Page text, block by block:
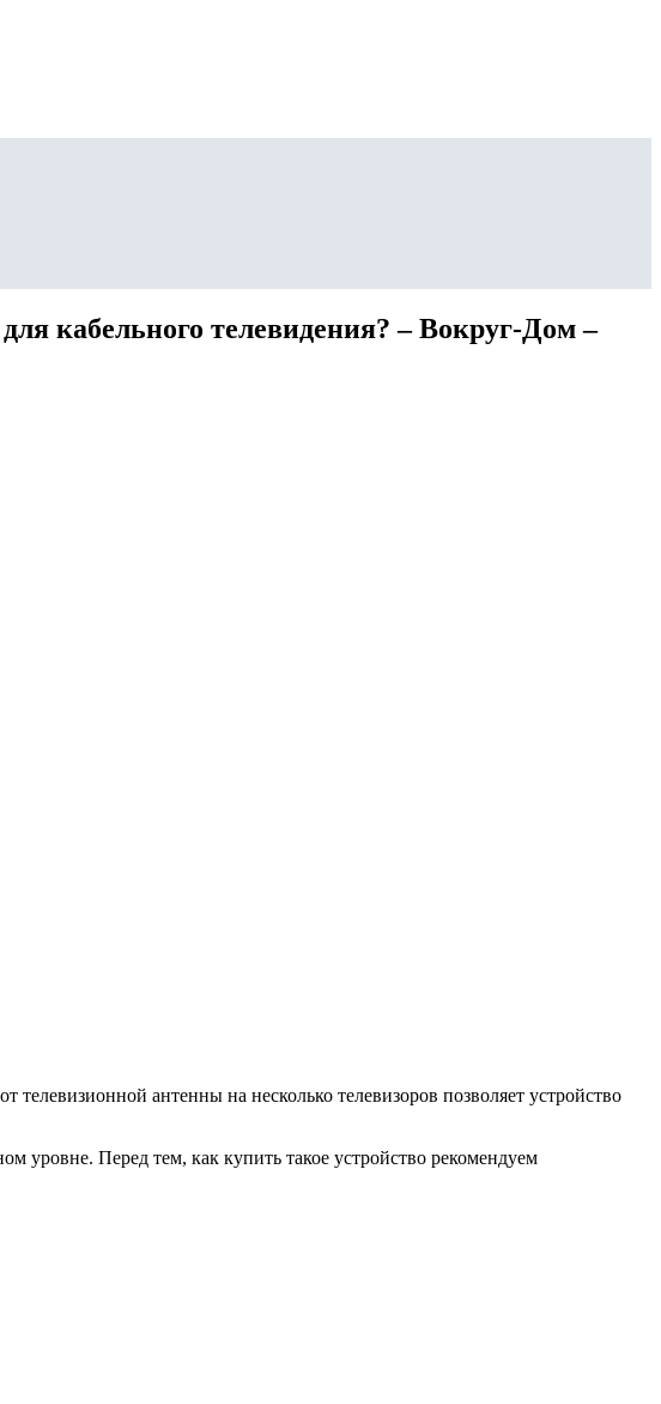
кабельного телевидения? – Вокруг-Дом –
антенны на несколько телевизоров позволяет устройство
уровне. Перед тем, как купить такое устройство рекомендуем